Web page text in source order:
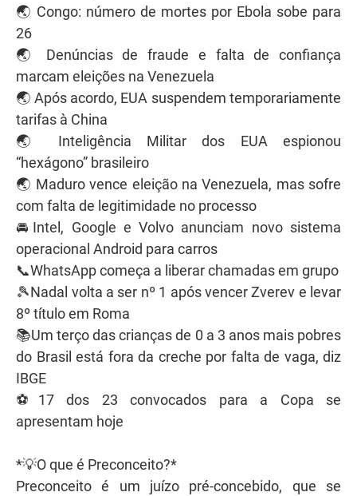
🌏 Congo: número de mortes por Ebola sobe para
26
🌏 Denúncias de fraude e falta de confiança
marcam eleições na Venezuela
🌏 Após acordo, EUA suspendem temporariamente
tarifas à China
🌏 Inteligência Militar dos EUA espionou
“hexágono” brasileiro
🌏 Maduro vence eleição na Venezuela, mas sofre
com falta de legitimidade no processo
🚘Intel, Google e Volvo anunciam novo sistema
operacional Android para carros
📞WhatsApp começa a liberar chamadas em grupo
🎾Nadal volta a ser nº 1 após vencer Zverev e levar
8º título em Roma
📚Um terço das crianças de 0 a 3 anos mais pobres
do Brasil está fora da creche por falta de vaga, diz
IBGE
⚽️17 dos 23 convocados para a Copa se
apresentam hoje
*💡O que é Preconceito?*
Preconceito é um juízo pré-concebido, que se